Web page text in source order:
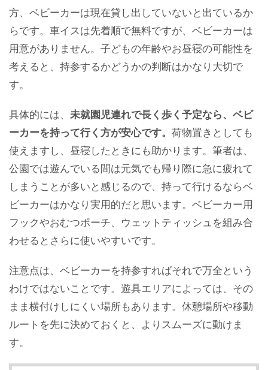
方、ベビーカーは現在貸し出していないと出ているか
らです。車イスは先着順で無料ですが、ベビーカーは
用意がありません。子どもの年齢やお昼寝の可能性を
考えると、持参するかどうかの判断はかなり大切で
す。
具体的には、 未就園児連れで長く歩く予定なら、ベビ
ーカーを持って行く方が安心です。 荷物置きとしても
使えますし、昼寝したときにも助かります。筆者は、
公園では遊んでいる間は元気でも帰り際に急に疲れて
しまうことが多いと感じるので、持って行けるならベ
ビーカーはかなり実用的だと思います。ベビーカー用
フックやおむつポーチ、ウェットティッシュを組み合
わせるとさらに使いやすいです。
注意点は、ベビーカーを持参すればそれで万全という
わけではないことです。遊具エリアによっては、その
まま横付けしにくい場所もあります。休憩場所や移動
ルートを先に決めておくと、よりスムーズに動けま
す。